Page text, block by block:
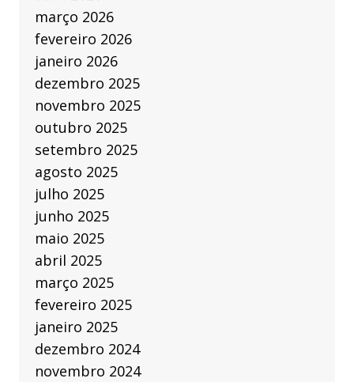
março 2026
fevereiro 2026
janeiro 2026
dezembro 2025
novembro 2025
outubro 2025
setembro 2025
agosto 2025
julho 2025
junho 2025
maio 2025
abril 2025
março 2025
fevereiro 2025
janeiro 2025
dezembro 2024
novembro 2024